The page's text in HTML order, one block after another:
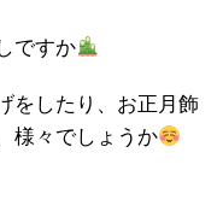
ですか
をしたり、お正月飾
様々でしょうか